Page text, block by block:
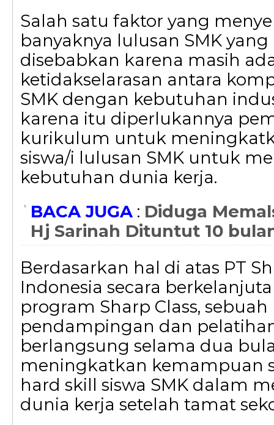
Salah satu faktor yang
banyaknya lulusan SMK
disebabkan karena masih
ketidakselarasan antara
SMK dengan kebutuhan
karena itu diperlukannya
kurikulum untuk
siswa/i lulusan SMK untuk
kebutuhan dunia kerja.
BACA JUGA: Diduga
Hj Sarinah Dituntut 10
Berdasarkan hal di atas PT
Indonesia secara
program Sharp Class,
pendampingan dan
berlangsung selama dua
meningkatkan kemampuan
hard skill siswa SMK dalam
dunia kerja setelah tamat